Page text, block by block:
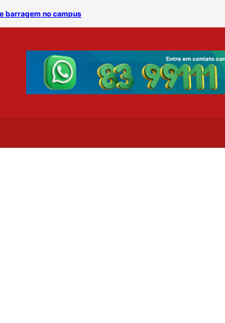
barragem no campus UFCG convida Romero